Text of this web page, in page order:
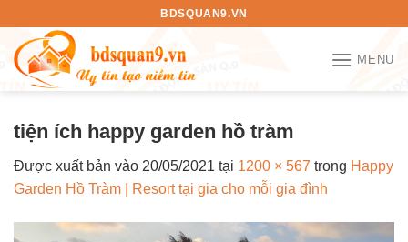
nội
dung
BDSQUAN9.VN
MENU
tiện ích happy garden hồ tràm
Được xuất bản vào 20/05/2021 tại 1200 × 567 trong Happy
Garden Hồ Tràm | Resort tại gia cho mỗi gia đình